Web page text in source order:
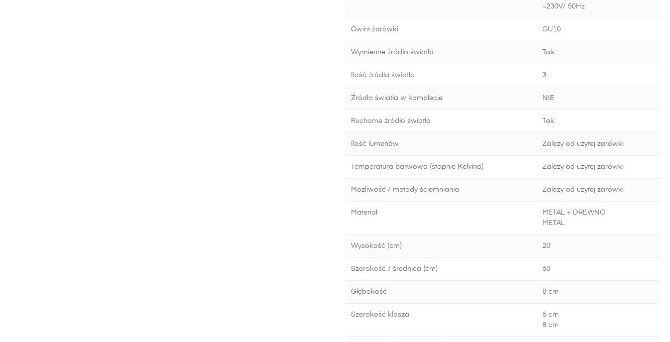
~230V/ 50Hz
Gwint żarówki GU10
Wymienne źródło światła Tak
Ilość źródła światła 3
Źródło światła w komplecie NIE
Ruchome źródło światła Tak
Ilość lumenów Zależy od użytej żarówki
Temperatura barwowa (stopnie Kelvina) Zależy od użytej żarówki
Możliwość / metody ściemniania Zależy od użytej żarówki
Materiał
METAL + DREWNO
METAL
Wysokość (cm) 20
Szerokość / średnica (cm) 60
Głębokość 8 cm
Szerokość klosza
6 cm
8 cm